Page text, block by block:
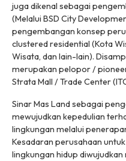
juga dikenal sebagai
(Melalui BSD City
pengembangan konsep
clusteredresidential (Kota
Wisata, dan lain-lain).
merupakan pelopor /
Strata Mall / Trade Center
Sinar Mas Land sebagai
mewujudkan kepedulian
lingkungan melalui
Kesadaran perusahaan
lingkungan hidup